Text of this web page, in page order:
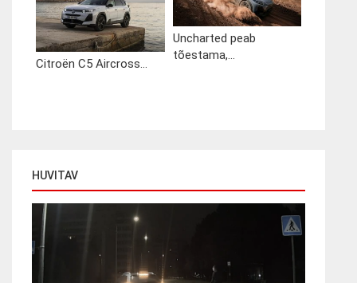
Citroën C5 Aircross...
Uncharted peab
tõestama,...
HUVITAV